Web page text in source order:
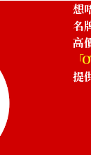
想
名
高
「
提